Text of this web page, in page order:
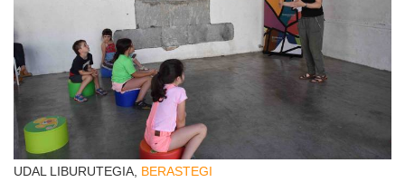
UDAL LIBURUTEGIA, BERASTEGI